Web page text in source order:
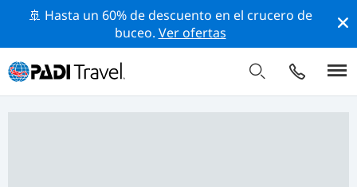
🚢 Hasta un 60% de descuento en el crucero de
buceo. Ver ofertas